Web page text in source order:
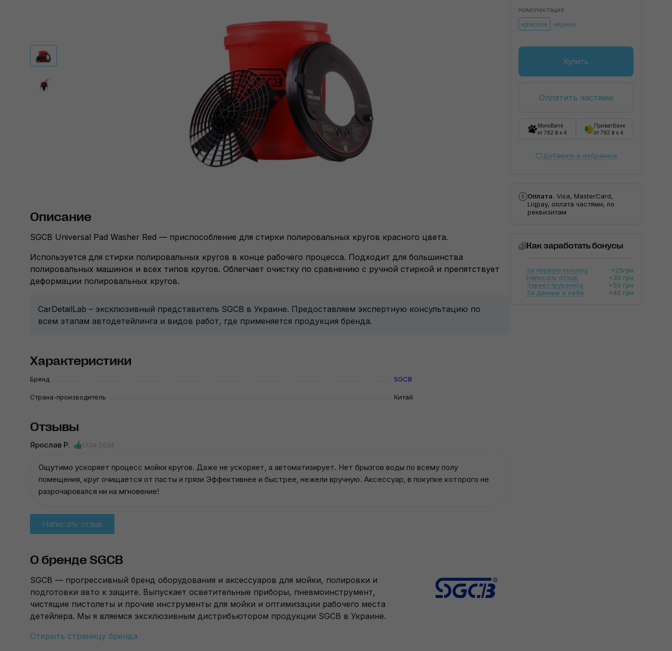
Описание
SGCB Universal Pad Washer Red — приспособление для стирки полировальных кругов красного цвета.
Используется для стирки полировальных кругов в конце рабочего процесса. Подходит для большинства
полировальных машинок и всех типов кругов. Облегчает очистку по сравнению с ручной стиркой и препятствует
деформации полировальных кругов.
CarDetailLab – эксклюзивный представитель SGCB в Украине. Предоставляем экспертную консультацию по
всем этапам автодетейлинга и видов работ, где применяется продукция бренда.
Характеристики
Бренд SGCB
Страна-производитель Китай
Отзывы
Ярослав Р. 17.04.2024
Ощутимо ускоряет процесс мойки кругов. Даже не ускоряет, а автоматизирует. Нет брызгов воды по всему полу
помещения, круг очищается от пасты и грязи Эффективнее и быстрее, нежели вручную. Аксессуар, в покупке которого не
разрочаровался ни на мгновение!
Написать отзыв
О бренде SGCB
SGCB — прогрессивный бренд оборудования и аксессуаров для мойки, полировки и
подготовки авто к защите. Выпускает осветительные приборы, пневмоинструмент,
чистящие пистолеты и прочие инструменты для мойки и оптимизации рабочего места
детейлера. Мы я вляемся эксклюзивным дистрибьютором продукции SGCB в Украине.
Открыть страницу бренда
Комплектация
красное
чёрное
Купить
Оплатить частями
MonoBank
от 762 ₴ x 4
ПриватБанк
от 762 ₴ x 4
Добавить в избранное
Оплата. Visa, MasterCard,
Liqpay, оплата частями, по
реквизитам
Как заработать бонусы
За первую покупку
+25грн
Написать отзыв
+30 грн
Зареєструватись
+50 грн
За данные о себе
+40 грн